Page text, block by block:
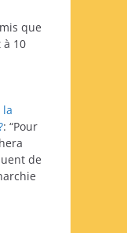
que
10
la
: “Pour
de